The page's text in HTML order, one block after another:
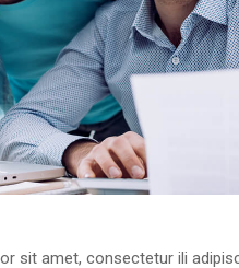
sit amet, consectetur ili